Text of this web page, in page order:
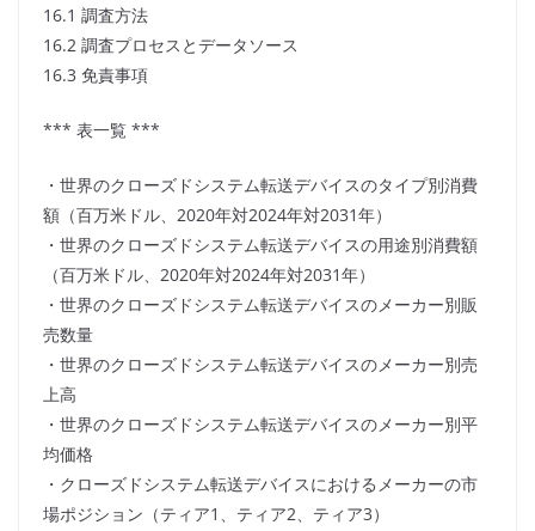
16.1 調査方法
16.2 調査プロセスとデータソース
16.3 免責事項
*** 表一覧 ***
・世界のクローズドシステム転送デバイスのタイプ別消費
額（百万米ドル、2020年対2024年対2031年）
・世界のクローズドシステム転送デバイスの用途別消費額
（百万米ドル、2020年対2024年対2031年）
・世界のクローズドシステム転送デバイスのメーカー別販
売数量
・世界のクローズドシステム転送デバイスのメーカー別売
上高
・世界のクローズドシステム転送デバイスのメーカー別平
均価格
・クローズドシステム転送デバイスにおけるメーカーの市
場ポジション（ティア1、ティア2、ティア3）